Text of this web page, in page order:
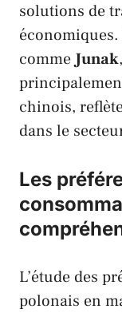
solutions de
comme Junak,
chinois,
dans le
Les
L’étude des
polonais en